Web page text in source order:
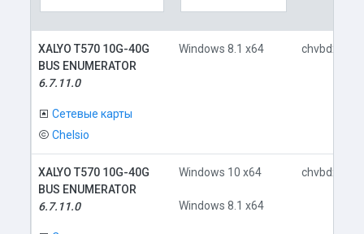
XALYO T570 10G-40G
BUS ENUMERATOR
6.7.11.0
Сетевые карты
Chelsio
Windows 8.1 x64
XALYO T570 10G-40G
BUS ENUMERATOR
6.7.11.0
Windows 10 x64
Windows 8.1 x64